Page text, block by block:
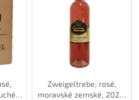
5
Zweigeltrebe, rosé,
moravské zemské, 2025,